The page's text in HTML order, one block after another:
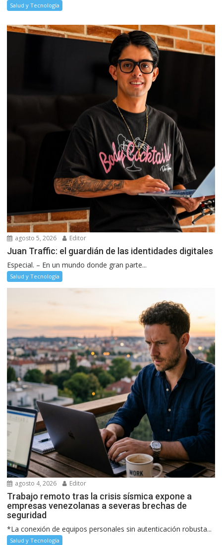
Salud y Tecnología
agosto 5, 2026 Editor
Juan Traffic: el guardián de las identidades digitales
Especial. – En un mundo donde gran parte...
Salud y Tecnología
agosto 4, 2026 Editor
Trabajo remoto tras la crisis sísmica expone a
empresas venezolanas a severas brechas de
seguridad
*La conexión de equipos personales sin autenticación robusta...
Salud y Tecnología